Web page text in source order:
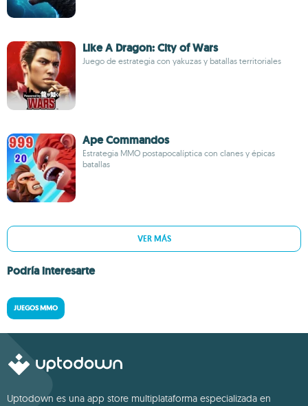
Like A Dragon: City of Wars
Juego de estrategia con yakuzas y batallas territoriales
Ape Commandos
Estrategia MMO postapocalíptica con clanes y épicas
batallas
VER MÁS
Podría interesarte
JUEGOS MMO
Uptodown es una app store multiplataforma especializada en